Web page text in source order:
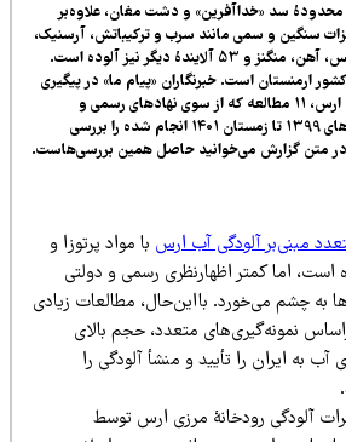
سد «خداآفرین» و دشت مغان،علاوه‌بر
و سمی مانند سرب و ترکیباتش، آرسنیک،
ترکیبات آلومینیوم، نیکل، مس، آهن، منگنز و 53 آلایندۀ دیگر نیز آلوده است.
است. خبرنگاران «پیام ما» در پیگیری
موضوع آلودگی آب رودخانۀ ارس، 11 مطالعه که از سوی نهادهای رسمی و
دانشگاهی کشور و طی سال‌های 1399 تا زمستان 1401 انجام شده را بررسی
گزارش می‌خوانید حاصل همین بررسی‌هاست.
آلودگی آب ارسبا مواد پرتوزا و
کمتر اظهارنظری رسمی و دولتی
می‌خورد. بااین‌حال، مطالعات زیادی
متعدد، حجم بالای
ایران را تأیید و منشأ آلودگی را
رودخانۀ مرزی ارس توسط